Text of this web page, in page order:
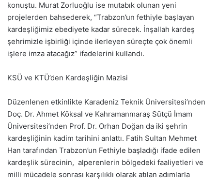
konuştu. Murat Zorluoğlu ise mutabık olunan yeni
projelerden bahsederek, “Trabzon’un fethiyle başlayan
kardeşliğimiz ebediyete kadar sürecek. İnşallah kardeş
şehrimizle işbirliği içinde ilerleyen süreçte çok önemli
işlere imza atacağız” ifadelerini kullandı.
KSÜ ve KTÜ’den Kardeşliğin Mazisi
Düzenlenen etkinlikte Karadeniz Teknik Üniversitesi’nden
Doç. Dr. Ahmet Köksal ve Kahramanmaraş Sütçü İmam
Üniversitesi’nden Prof. Dr. Orhan Doğan da iki şehrin
kardeşliğinin kadim tarihini anlattı. Fatih Sultan Mehmet
Han tarafından Trabzon’un Fethiyle başladığı ifade edilen
kardeşlik sürecinin, alperenlerin bölgedeki faaliyetleri ve
milli mücadele sonrası karşılıklı olarak atılan adımlarla